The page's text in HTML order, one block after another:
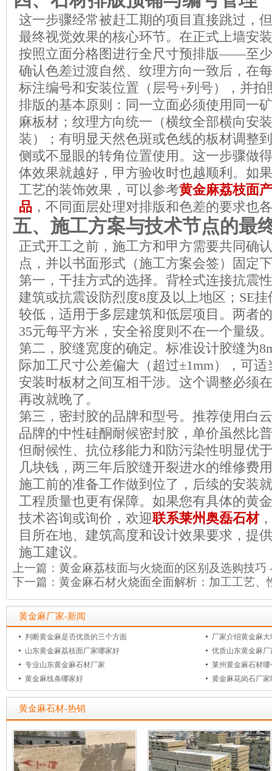
这一步骤经常被赶工期的项目直接跳过，
最终视觉效果的核心环节。在正式上墙安
按照立面分格图进行全尺寸预排版——至
确认色差过渡自然、纹理方向一致后，在
标注编号和安装位置（层号+列号），并拍
排版的基本原则：同一立面必须使用同一
麻板材；纹理方向统一（横纹全部横向安
装）；有明显天然色斑或色线的板材调整
侧或不显眼的转角位置使用。这一步骤做
体效果就越好，甲方验收时也越顺利。如
工艺的装饰效果，可以参考黄金麻荔枝面
品 ，不同面层处理对排版和色差的要求也
五、施工方案与技术节点的最
正式开工之前，施工方和甲方需要共同确
点，并以书面形式（施工方案会签）固定
第一，干挂方式的选择。背栓式连接抗震
建筑或抗震设防烈度8度及以上地区；SE
较低，适用于多层建筑和低层项目。两者
35元每平方米，安全裕度则不在一个量级。
第二，胶缝宽度的确定。标准设计胶缝为
际加工尺寸公差偏大（超过±1mm），可
安装时板材之间互相干涉。这个调整必须
再改就晚了。
第三，密封胶的品牌和型号。推荐使用白
品牌的中性硅酮耐候密封胶，单价虽然比
但耐候性、抗位移能力和防污染性明显优
几块钱，两三年后胶缝开裂进水的维修费
施工前的准备工作做到位了，后续的安装
工程质量也更有保障。如果您有具体的黄
技术咨询或询价，欢迎联系莱州奥磊石材
目所在地、建筑高度和设计效果要求，提
施工建议。
上一篇： 黄金麻荔枝面与火烧面的区别及选购技巧
下一篇： 黄金麻石材火烧面全面解析：加工工艺、
黄金麻厂家-新闻
判断黄金麻是否优质的三个方面
厂家介绍黄金麻
山东黄金麻荔枝面厂家哪家好
优质山东黄金麻厂
专业山东黄金麻石材厂家
莱州黄金麻石材哪
黄金麻线条哪家好
黄金麻花岗石厂家
黄金麻石材-热销